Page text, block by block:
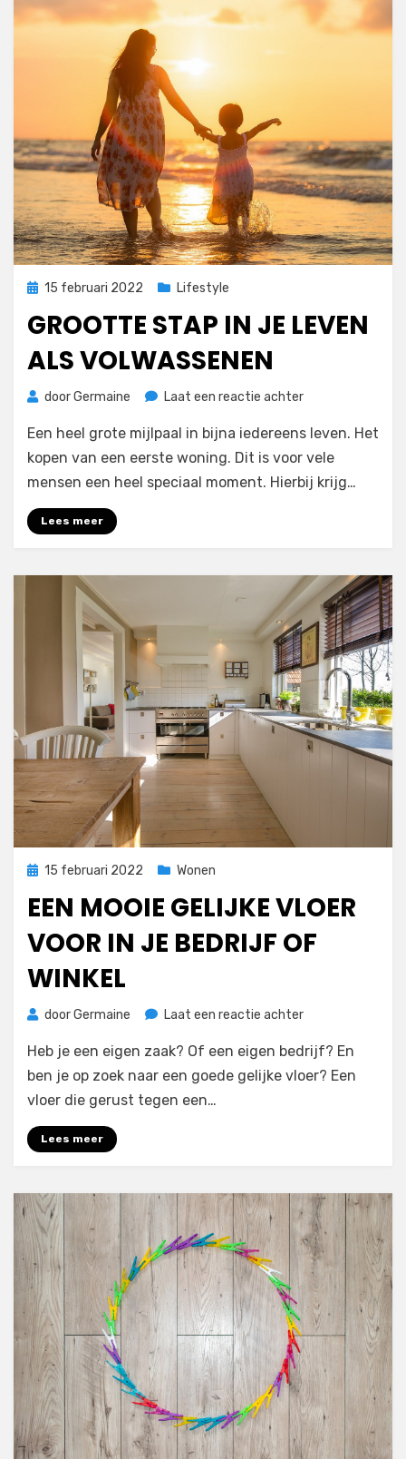
groot
Geplaatst
15 februari 2022 Lifestyle
GROOTTE STAP IN JE LEVEN
ALS VOLWASSENEN
doorGermaine Laat een reactie achterop
stap
in
je
Een heel grote mijlpaal in bijna iedereens leven. Het
kopen van een eerste woning. Dit is voor vele
mensen een heel speciaal moment. Hierbij krijg…
Lees meer
Geplaatst
15 februari 2022 Wonen
EEN MOOIE GELIJKE VLOER
VOOR IN JE BEDRIJF OF
WINKEL
doorGermaine Laat een reactie achterop
mooie
gelijke
of
winkel
Heb je een eigen zaak? Of een eigen bedrijf? En
ben je op zoek naar een goede gelijke vloer? Een
vloer die gerust tegen een…
Lees meer